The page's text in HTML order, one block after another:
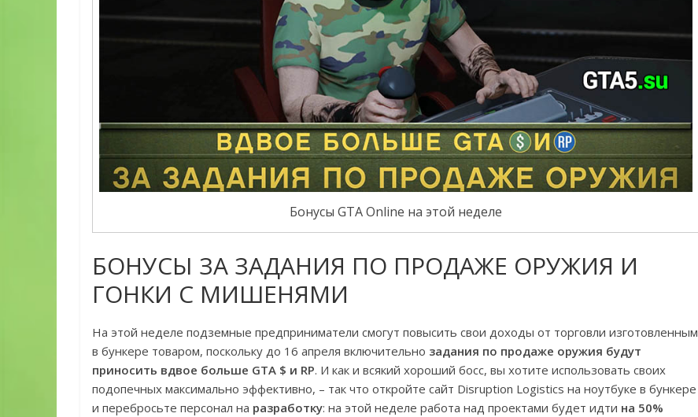
Бонусы GTA Online на этой неделе
БОНУСЫ ЗА ЗАДАНИЯ ПО ПРОДАЖЕ ОРУЖИЯ И
ГОНКИ С МИШЕНЯМИ
На этой неделе подземные предприниматели смогут повысить свои доходы от торговли изготовленным
в бункере товаром, поскольку до 16 апреля включительно задания по продаже оружия будут
приносить вдвое больше GTA $ и RP. И как и всякий хороший босс, вы хотите использовать своих
подопечных максимально эффективно, – так что откройте сайт Disruption Logistics на ноутбуке в бункере
и перебросьте персонал на разработку: на этой неделе работа над проектами будет идти на 50%